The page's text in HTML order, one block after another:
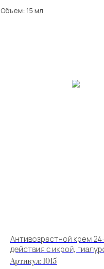
Объем: 15 мл
Антивозрастной крем
действия с икрой,
кислотой и сывороткой
Артикул: 1015